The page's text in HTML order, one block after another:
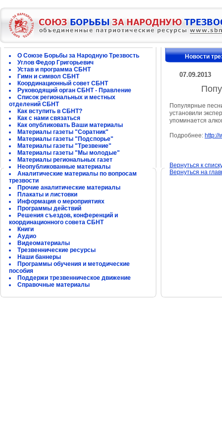
О Союзе Борьбы за Народную Трезвость
Углов Федор Григорьевич
Устав и программа СБНТ
Гимн и символ СБНТ
Координационный совет СБНТ
Руководящий орган СБНТ - Правление
Список региональных и местных
отделений СБНТ
Как вступить в СБНТ?
Как с нами связаться
Как опубликовать Ваши материалы
Материалы газеты "Соратник"
Материалы газеты "Подспорье"
Материалы газеты "Трезвение"
Материалы газеты "Мы молодые"
Материалы региональных газет
Неопубликованные материалы
Аналитические материалы по вопросам
трезвости
Прочие аналитические материалы
Плакаты и листовки
Информация о мероприятиях
Программы действий
Решения съездов, конференций и
координационного совета СБНТ
Книги
Аудио
Видеоматериалы
Трезвеннические ресурсы
Наши баннеры
Программы обучения и методические
пособия
Поддержи трезвенническое движение
Справочные материалы
Новости
07.09.2013
Популярные
установили
упоминается
Подробнее: http://
Вернуться к
Вернуться на